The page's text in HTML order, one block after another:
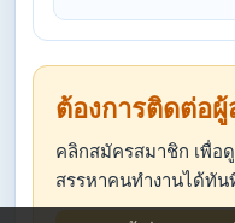
ต้องการติดต่อ
คลิกสมัครสมาชิก เพื่อ
สรรหาคนทำงานได้ทัน